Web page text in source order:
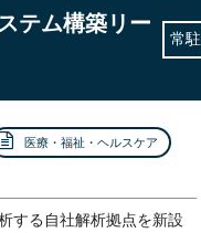
テム構築リー
常駐
医療・福祉・ヘルスケア
する自社解析拠点を新設